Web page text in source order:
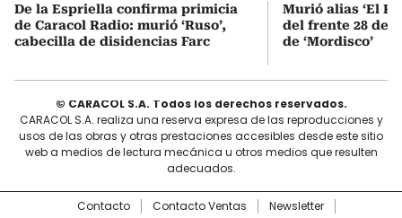
De la Espriella confirma primicia
de Caracol Radio: murió ‘Ruso’,
cabecilla de disidencias Farc
Murió alias ‘El
del frente 28 de
de ‘Mordisco’
© CARACOL S.A. Todos los derechos reservados.
CARACOL S.A. realiza una reserva expresa de las reproducciones y
usos de las obras y otras prestaciones accesibles desde este sitio
web a medios de lectura mecánica u otros medios que resulten
adecuados.
Contacto Contacto Ventas
Newsletter